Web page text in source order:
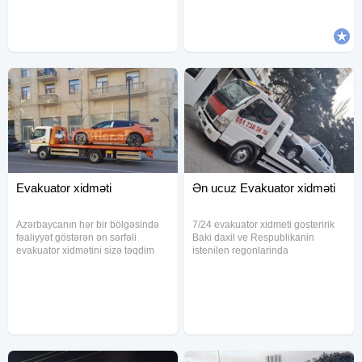
Evakuator xidməti
Azərbaycanın hər bir bölgəsində
fəaliyyət göstərən ən sərfəli
evakuator xidmətini sizə təqdim
Ən ucuz Evakuator xidməti
7/24 evakuator xidmeti gosteririk
Baki daxil ve Respublikanin
istenilen regonlarinda